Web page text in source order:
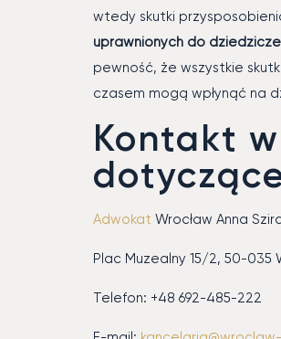
wtedy skutki
uprawnionych do
pewność, że wszystkie
czasem mogą wpłynąć na
Kontakt
Adwokat Wrocław Anna
Plac Muzealny 15/2, 50-035
Telefon: +48 692-485-222